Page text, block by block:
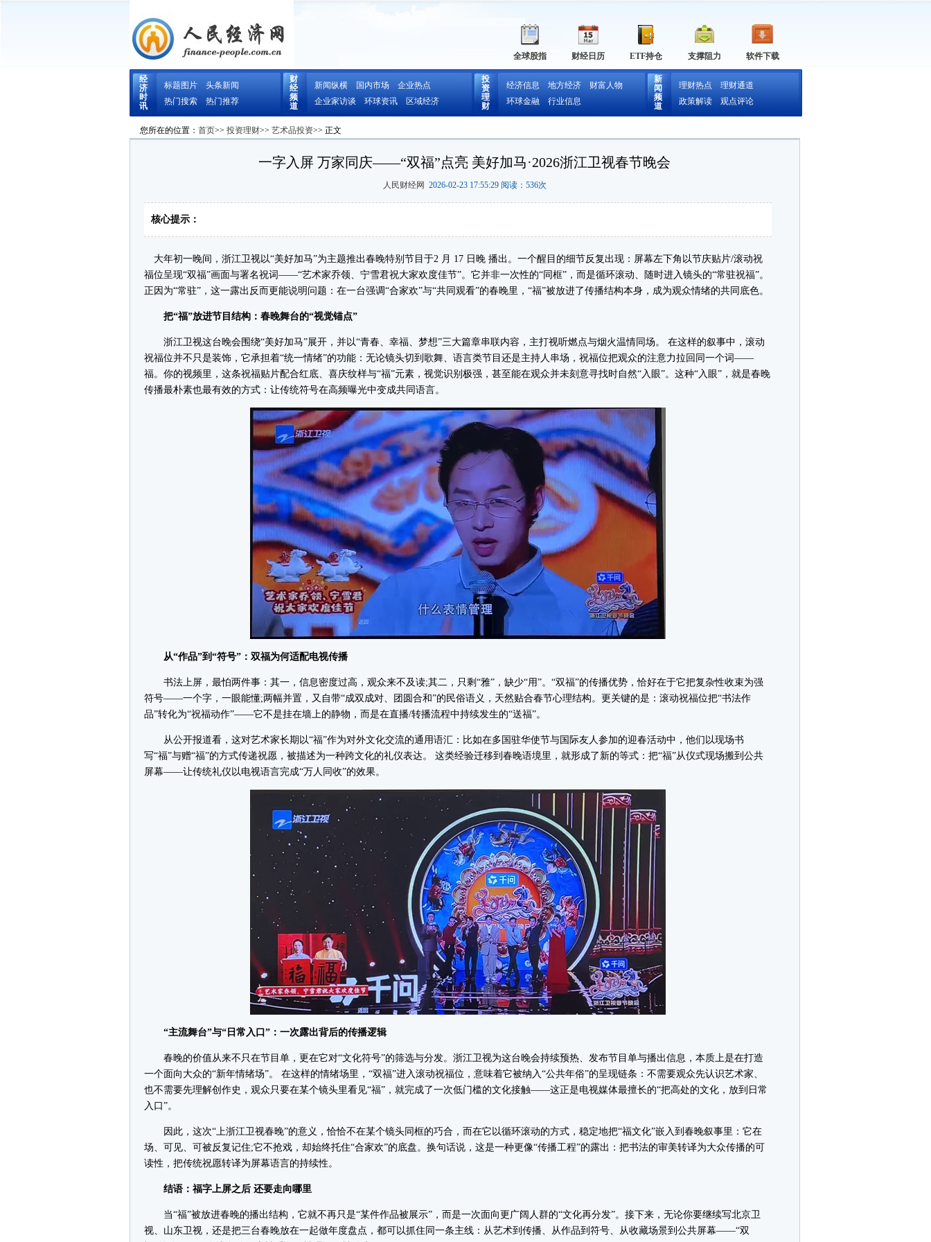
软件下载
支撑阻力
ETF持仓
财经日历
全球股指
经
济
时
讯
标题图片
头条新闻
热门搜索
热门推荐
财
经
频
道
新闻纵横 国内市场
企业热点
企业家访谈
环球资讯 区域经济
投
资
理
财
经济信息 地方经济
财富人物
环球金融
行业信息
新
闻
频
道
理财热点
理财通道
政策解读
观点评论
您所在的位置： 首页>> 投资理财>> 艺术品投资>> 正文
一字入屏 万家同庆——“双福”点亮 美好加马·2026浙江卫视春节晚会
人民财经网 2026-02-23 17:55:29 阅读： 536次
核心提示：
大年初一晚间，浙江卫视以“美好加马”为主题推出春晚特别节目于2 月 17 日晚 播出。一个醒目的细节反复出现：屏幕左下角以节庆贴片/滚动祝
福位呈现“双福”画面与署名祝词——“艺术家乔领、宁雪君祝大家欢度佳节”。它并非一次性的“同框”，而是循环滚动、随时进入镜头的“常驻祝福”。
正因为“常驻”，这一露出反而更能说明问题：在一台强调“合家欢”与“共同观看”的春晚里，“福”被放进了传播结构本身，成为观众情绪的共同底色。
把“福”放进节目结构：春晚舞台的“视觉锚点”
浙江卫视这台晚会围绕“美好加马”展开，并以“青春、幸福、梦想”三大篇章串联内容，主打视听燃点与烟火温情同场。 在这样的叙事中，滚动
祝福位并不只是装饰，它承担着“统一情绪”的功能：无论镜头切到歌舞、语言类节目还是主持人串场，祝福位把观众的注意力拉回同一个词——
福。你的视频里，这条祝福贴片配合红底、喜庆纹样与“福”元素，视觉识别极强，甚至能在观众并未刻意寻找时自然“入眼”。这种“入眼”，就是春晚
传播最朴素也最有效的方式：让传统符号在高频曝光中变成共同语言。
从“作品”到“符号”：双福为何适配电视传播
书法上屏，最怕两件事：其一，信息密度过高，观众来不及读;其二，只剩“雅”，缺少“用”。“双福”的传播优势，恰好在于它把复杂性收束为强
符号——一个字，一眼能懂;两幅并置，又自带“成双成对、团圆合和”的民俗语义，天然贴合春节心理结构。更关键的是：滚动祝福位把“书法作
品”转化为“祝福动作”——它不是挂在墙上的静物，而是在直播/转播流程中持续发生的“送福”。
从公开报道看，这对艺术家长期以“福”作为对外文化交流的通用语汇：比如在多国驻华使节与国际友人参加的迎春活动中，他们以现场书
写“福”与赠“福”的方式传递祝愿，被描述为一种跨文化的礼仪表达。 这类经验迁移到春晚语境里，就形成了新的等式：把“福”从仪式现场搬到公共
屏幕——让传统礼仪以电视语言完成“万人同收”的效果。
“主流舞台”与“日常入口”：一次露出背后的传播逻辑
春晚的价值从来不只在节目单，更在它对“文化符号”的筛选与分发。浙江卫视为这台晚会持续预热、发布节目单与播出信息，本质上是在打造
一个面向大众的“新年情绪场”。 在这样的情绪场里，“双福”进入滚动祝福位，意味着它被纳入“公共年俗”的呈现链条：不需要观众先认识艺术家、
也不需要先理解创作史，观众只要在某个镜头里看见“福”，就完成了一次低门槛的文化接触——这正是电视媒体最擅长的“把高处的文化，放到日常
入口”。
因此，这次“上浙江卫视春晚”的意义，恰恰不在某个镜头同框的巧合，而在它以循环滚动的方式，稳定地把“福文化”嵌入到春晚叙事里：它在
场、可见、可被反复记住;它不抢戏，却始终托住“合家欢”的底盘。换句话说，这是一种更像“传播工程”的露出：把书法的审美转译为大众传播的可
读性，把传统祝愿转译为屏幕语言的持续性。
结语：福字上屏之后 还要走向哪里
当“福”被放进春晚的播出结构，它就不再只是“某件作品被展示”，而是一次面向更广阔人群的“文化再分发”。接下来，无论你要继续写北京卫
视、山东卫视，还是把三台春晚放在一起做年度盘点，都可以抓住同一条主线：从艺术到传播、从作品到符号、从收藏场景到公共屏幕——“双